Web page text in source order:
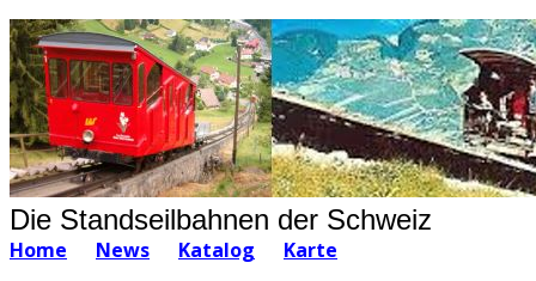
Die Standseilbahnen der Schweiz
Home News Katalog
Karte